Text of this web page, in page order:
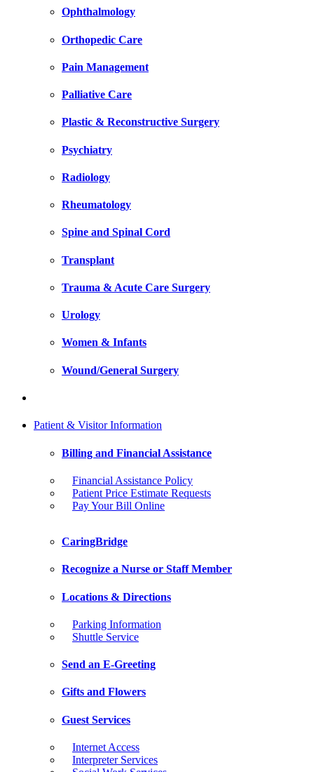
Ophthalmology
Orthopedic Care
Pain Management
Palliative Care
Plastic & Reconstructive Surgery
Psychiatry
Radiology
Rheumatology
Spine and Spinal Cord
Transplant
Trauma & Acute Care Surgery
Urology
Women & Infants
Wound/General Surgery
Patient & Visitor Information
Billing and Financial Assistance
Financial Assistance Policy
Patient Price Estimate Requests
Pay Your Bill Online
CaringBridge
Recognize a Nurse or Staff Member
Locations & Directions
Parking Information
Shuttle Service
Send an E-Greeting
Gifts and Flowers
Guest Services
Internet Access
Interpreter Services